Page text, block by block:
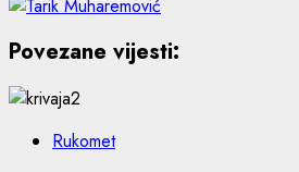
Povezane vijesti:
Rukomet